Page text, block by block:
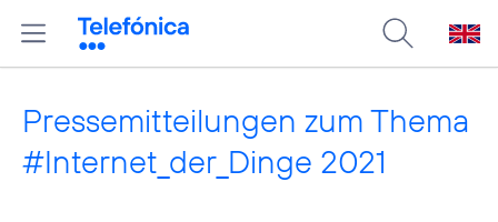
Pressemitteilungen zum Thema
#Internet_der_Dinge 2021